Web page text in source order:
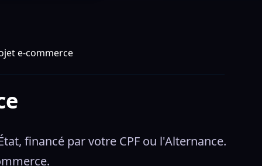
e-commerce
financé par votre CPF ou l'Alternance.